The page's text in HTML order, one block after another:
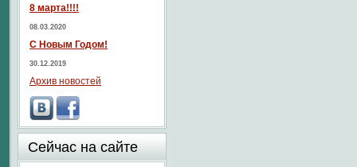
8 марта!!!!
08.03.2020
С Новым Годом!
30.12.2019
Архив новостей
Сейчас на сайте